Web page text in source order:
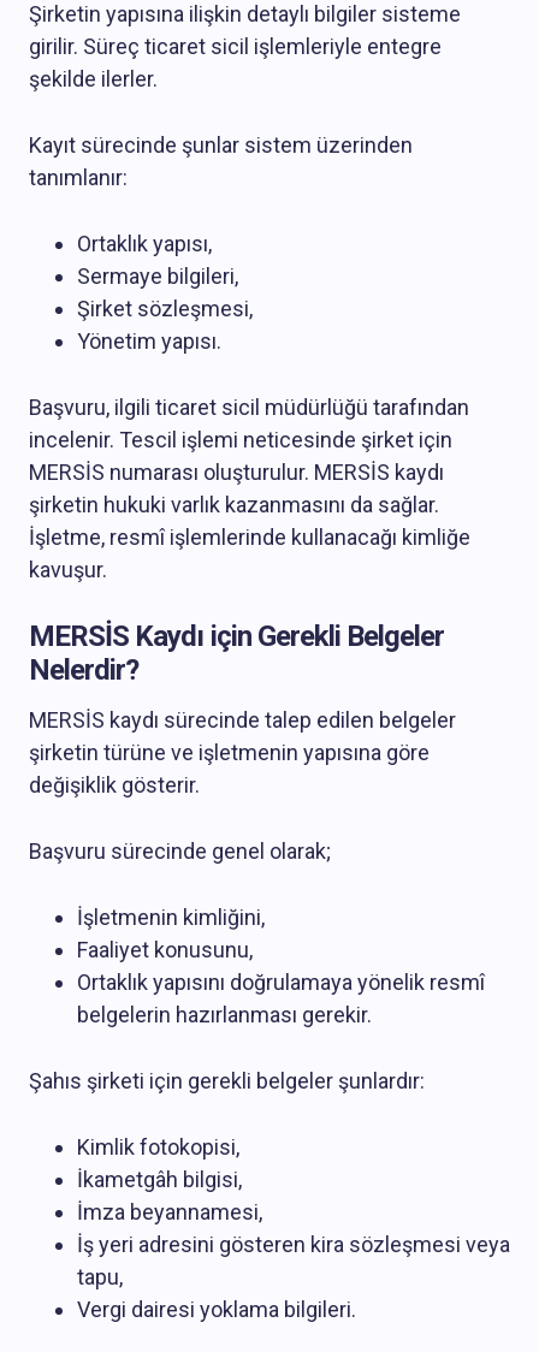
Şirketin yapısına ilişkin detaylı bilgiler sisteme
girilir. Süreç ticaret sicil işlemleriyle entegre
şekilde ilerler.
Kayıt sürecinde şunlar sistem üzerinden
tanımlanır:
Ortaklık yapısı,
Sermaye bilgileri,
Şirket sözleşmesi,
Yönetim yapısı.
Başvuru, ilgili ticaret sicil müdürlüğü tarafından
incelenir. Tescil işlemi neticesinde şirket için
MERSİS numarası oluşturulur. MERSİS kaydı
şirketin hukuki varlık kazanmasını da sağlar.
İşletme, resmî işlemlerinde kullanacağı kimliğe
kavuşur.
MERSİS Kaydı için Gerekli Belgeler
Nelerdir?
MERSİS kaydı sürecinde talep edilen belgeler
şirketin türüne ve işletmenin yapısına göre
değişiklik gösterir.
Başvuru sürecinde genel olarak;
İşletmenin kimliğini,
Faaliyet konusunu,
Ortaklık yapısını doğrulamaya yönelik resmî
belgelerin hazırlanması gerekir.
Şahıs şirketi için gerekli belgeler şunlardır:
Kimlik fotokopisi,
İkametgâh bilgisi,
İmza beyannamesi,
İş yeri adresini gösteren kira sözleşmesi veya
tapu,
Vergi dairesi yoklama bilgileri.